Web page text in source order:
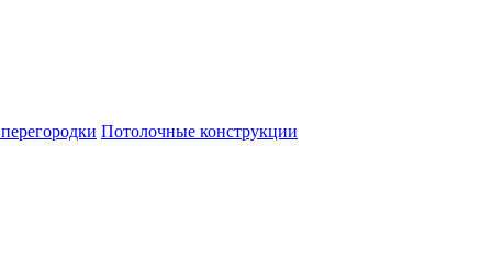
Потолочные конструкции